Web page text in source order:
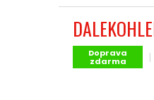
Doprava
zdarma